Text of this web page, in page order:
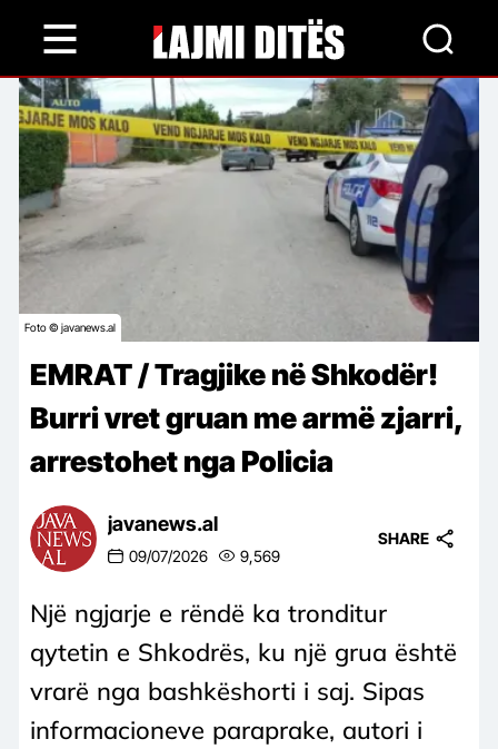
content
Foto © javanews.al
EMRAT / Tragjike në Shkodër!
Burri vret gruan me armë zjarri,
arrestohet nga Policia
javanews.al
09/07/2026 9,569
SHARE
Një ngjarje e rëndë ka tronditur
qytetin e Shkodrës, ku një grua është
vrarë nga bashkëshorti i saj. Sipas
informacioneve paraprake, autori i